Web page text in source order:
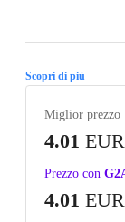
Scopri di più
Miglior prezzo
4.01 EUR
Prezzo con
4.01 EUR